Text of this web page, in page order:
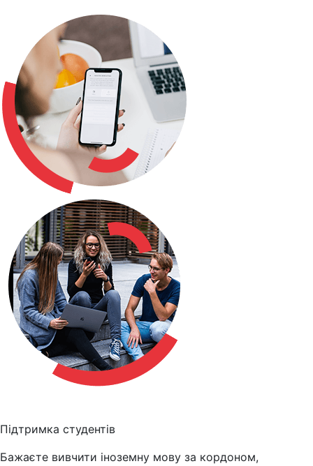
Підтримка студентів
Бажаєте вивчити іноземну мову за кордоном,